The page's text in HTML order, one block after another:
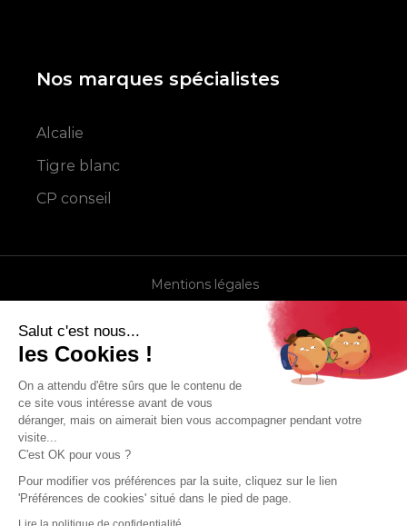
Salut c'est nous...
les Cookies !
On a attendu d'être sûrs que le contenu de
ce site vous intéresse avant de vous
déranger, mais on aimerait bien vous accompagner pendant votre
visite...
C'est OK pour vous ?
Pour modifier vos préférences par la suite, cliquez sur le lien
'Préférences de cookies' situé dans le pied de page.
Nos marques spécialistes
Alcalie
Tigre blanc
CP conseil
Mentions légales
Gérer mes cookies